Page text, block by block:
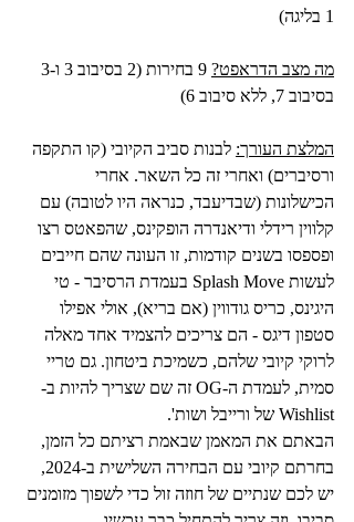
1 בליגה)
מה מצב הדראפט?
בסיבוב 7, ללא סיבוב 6)
המלצת העורך: לבנות סביב הקיובי (קו התקפה
ורסיברים) ואחרי זה כל השאר. אחרי
הכישלונות (שבדיעבד, כנראה היו לטובה) עם
קלווין רידלי ודיאנדרה הופקינס, שהפאטס רצו
ופספסו בשנים קודמות, זו העונה שהם חייבים
לעשות Splash Move בעמדת הרסיבר - טי
היגינס, כריס גודווין (אם בריא), אולי אפילו
סטפון דיגס - הם צריכים להצמיד אחד מאלה
לרוקי קיובי שלהם, כשמיכת ביטחון. גם טריי
סמית, לעמדת ה-OG זה שם שצריך להיות ב-
Wishlist של ורייבל ושות'.
הבאתם את המאמן שבאמת רציתם כל הזמן,
בחרתם קיובי עם הבחירה השלישית ב-2024,
יש לכם שנתיים של חוזה זול כדי לשפוך מזומנים